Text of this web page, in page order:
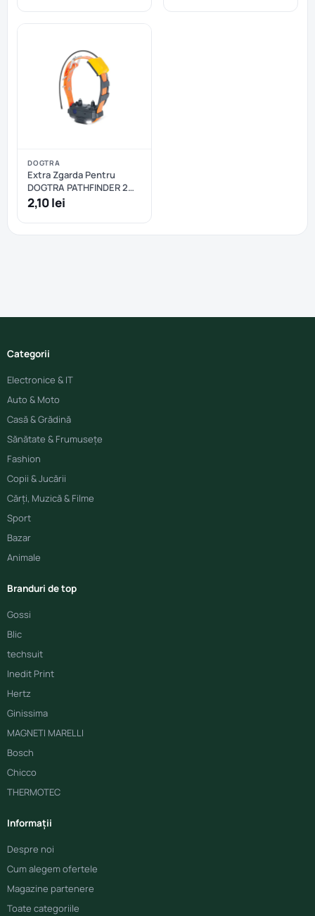
DOGTRA
Extra Zgarda Pentru
DOGTRA PATHFINDER 2
MINI - Portocaliu
2,10 lei
Categorii
Electronice & IT
Auto & Moto
Casă & Grădină
Sănătate & Frumusețe
Fashion
Copii & Jucării
Cărți, Muzică & Filme
Sport
Bazar
Animale
Branduri de top
Gossi
Blic
techsuit
Inedit Print
Hertz
Ginissima
MAGNETI MARELLI
Bosch
Chicco
THERMOTEC
Informații
Despre noi
Cum alegem ofertele
Magazine partenere
Toate categoriile